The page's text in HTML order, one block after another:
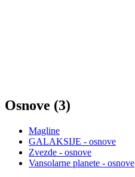
Osnove (3)
Magline
GALAKSIJE - osnove
Zvezde - osnove
Vansolarne planete - osnove